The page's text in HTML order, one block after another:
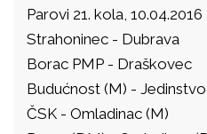
Parovi 21. kola, 10.04.2016
Strahoninec - Dubrava
Borac PMP - Draškovec
Budućnost (M) -
ČSK - Omladinac (M)